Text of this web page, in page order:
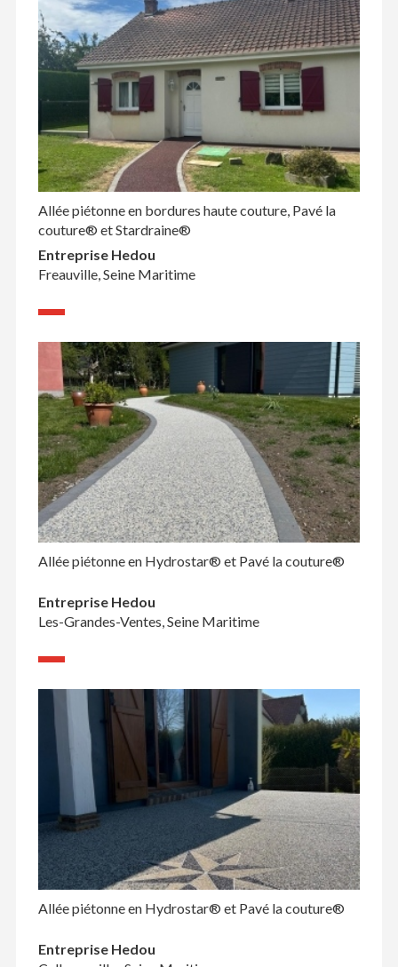
Allée piétonne en bordures haute couture, Pavé la
couture® et Stardraine®
Entreprise Hedou
Freauville, Seine Maritime
Allée piétonne en Hydrostar® et Pavé la couture®
Entreprise Hedou
Les-Grandes-Ventes, Seine Maritime
Allée piétonne en Hydrostar® et Pavé la couture®
Entreprise Hedou